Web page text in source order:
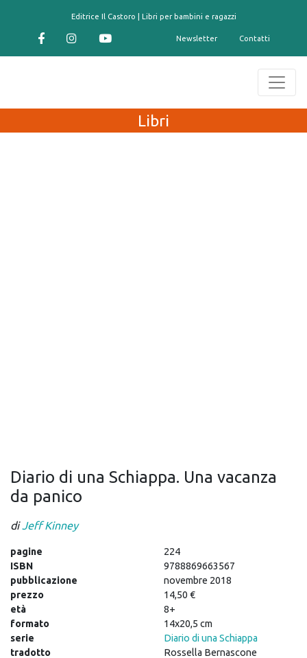
Editrice Il Castoro | Libri per bambini e ragazzi
Newsletter Contatti
Libri
Diario di una Schiappa. Una vacanza
da panico
diJeff Kinney
pagine
224
ISBN
9788869663567
pubblicazione
novembre 2018
prezzo
14,50 €
età
8+
formato
14x20,5 cm
serie
Diario di una Schiappa
tradotto
Rossella Bernascone